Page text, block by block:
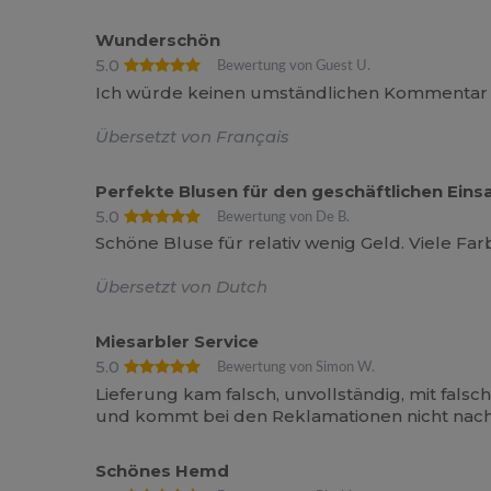
Wunderschön
5.0
Bewertung von Guest U.
Ich würde keinen umständlichen
Übersetzt von Français
Perfekte Blusen für den geschäftlichen
5.0
Bewertung von De B.
Schöne Bluse für relativ wenig Geld. Viele
Übersetzt von Dutch
Miesarbler Service
5.0
Bewertung von Simon W.
Lieferung kam falsch, unvollständig, mit
und kommt bei den Reklamationen nicht
Schönes Hemd